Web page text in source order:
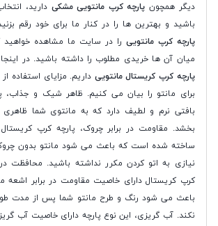
دیگر همچون پارچه کرپ مانتویی مشکی دارید،
باشید و بهترین ها را در کنار ما برای خود رقم
پارچه کرپ مانتویی را در سایت ما مشاهده خواهید
میان آن ها خریدی مطلوب را داشته باشید. در
پارچه کرپ کریستال مانتویی داریم. مزایای استفاده
برای مانتو را بیان می کنیم. ظاهر شیک و جذاب،
بافتی نرم و لطیف دارد که به مانتوی شما
بخشد. مقاومت در برابر چروک، پارچه کرپ
ساخته شده است که باعث می شود مانتو بدون
نیازی به اتو کردن مکرر نداشته باشید. محافظت در
کرپ کریستال دارای خاصیت مقاومت در برابر اشعه
باعث می شود رنگ و طرح مانتو شما پس از مدت
نکند. آب گریزی، این نوع پارچه دارای خاصیت آب